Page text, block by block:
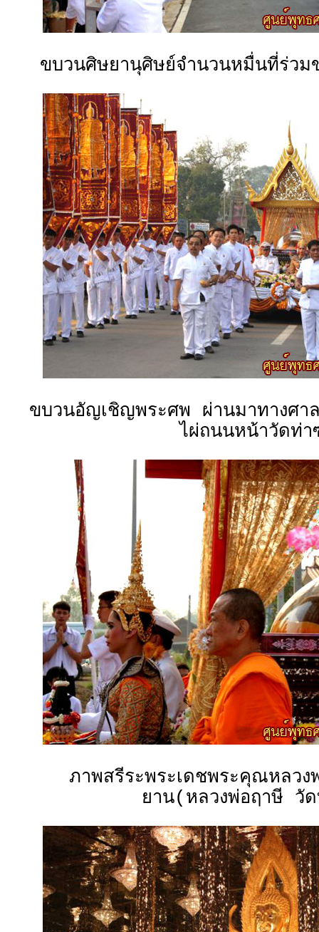
ขบวนศิษยานุศิษย์จำนวนหมื่นที่ร่ว
ขบวนอัญเชิญพระศพ ผ่านมาทางศา
ไผ่ถนนหน้าวัดท่า
ภาพสรีระพระเดชพระคุณหลวง
ยาน(หลวงพ่อฤาษี วั